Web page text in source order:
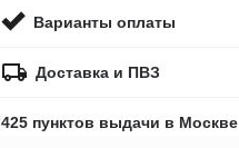
Варианты оплаты
Доставка и ПВЗ
425 пунктов выдачи в Москве